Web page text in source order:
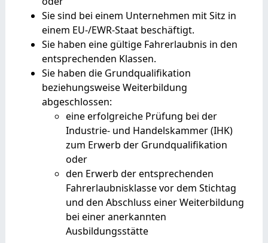
Sie sind bei einem Unternehmen mit Sitz in
einem EU-/EWR-Staat beschäftigt.
Sie haben eine gültige Fahrerlaubnis in den
entsprechenden Klassen.
Sie haben die Grundqualifikation
beziehungsweise Weiterbildung
abgeschlossen:
eine erfolgreiche Prüfung bei der
Industrie- und Handelskammer(IHK)
zum Erwerb der Grundqualifikation
oder
den Erwerb der entsprechenden
Fahrerlaubnisklasse vor dem Stichtag
und den Abschluss einer Weiterbildung
bei einer anerkannten
Ausbildungsstätte